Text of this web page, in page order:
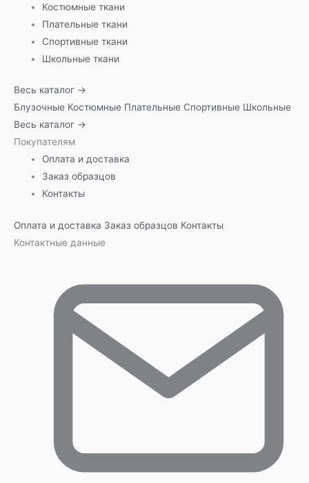
Костюмные ткани
Плательные ткани
Спортивные ткани
Школьные ткани
Весь каталог →
Блузочные Костюмные Плательные Спортивные Школьные
Весь каталог →
Покупателям
Оплата и доставка
Заказ образцов
Контакты
Оплата и доставка Заказ образцов Контакты
Контактные данные